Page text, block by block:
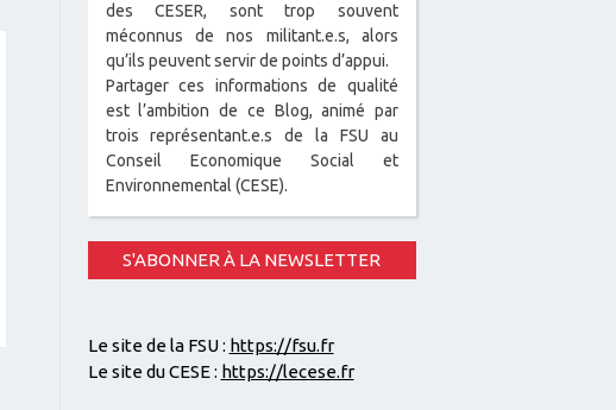
des CESER, sont trop souvent
méconnus de nos militant.e.s, alors
qu’ils peuvent servir de points d’appui.
Partager ces informations de qualité
est l’ambition de ce Blog, animé par
trois représentant.e.s de la FSU au
Conseil Economique Social et
Environnemental (CESE).
S'ABONNER À LA NEWSLETTER
Le site de la FSU : https://fsu.fr
Le site du CESE : https://lecese.fr